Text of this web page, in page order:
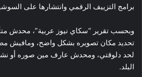
برامج التزييف الرقمي وانتشارها على
وبحسب تقرير “سكاي نيوز عربية”، محدش
تحديد مكان تصويره بشكل واضح، ومافيش
لحد دلوقتي، ومحدش عارف مين صوره أو
البلد.